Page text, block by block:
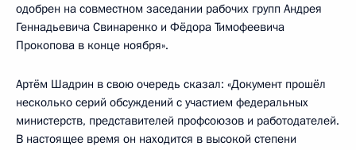
одобрен на совместном заседании рабочих групп Андрея
Геннадьевича Свинаренко и Фёдора Тимофеевича
Прокопова в конце ноября».
Артём Шадрин в свою очередь сказал: «Документ прошёл
несколько серий обсуждений с участием федеральных
министерств, представителей профсоюзов и работодателей.
В настоящее время он находится в высокой степени